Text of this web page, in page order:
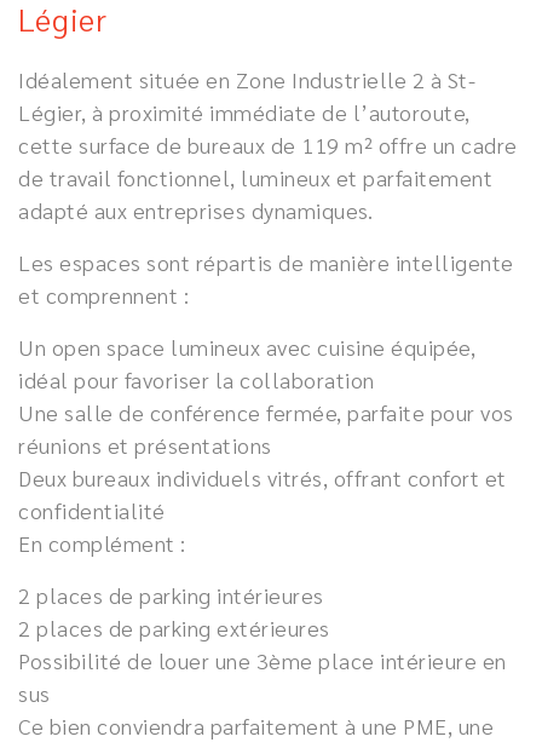
Légier
Idéalement située en Zone Industrielle 2 à St-
Légier, à proximité immédiate de l’autoroute,
cette surface de bureaux de 119 m² offre un cadre
de travail fonctionnel, lumineux et parfaitement
adapté aux entreprises dynamiques.
Les espaces sont répartis de manière intelligente
et comprennent :
Un open space lumineux avec cuisine équipée,
idéal pour favoriser la collaboration
Une salle de conférence fermée, parfaite pour vos
réunions et présentations
Deux bureaux individuels vitrés, offrant confort et
confidentialité
En complément :
2 places de parking intérieures
2 places de parking extérieures
Possibilité de louer une 3ème place intérieure en
sus
Ce bien conviendra parfaitement à une PME, une